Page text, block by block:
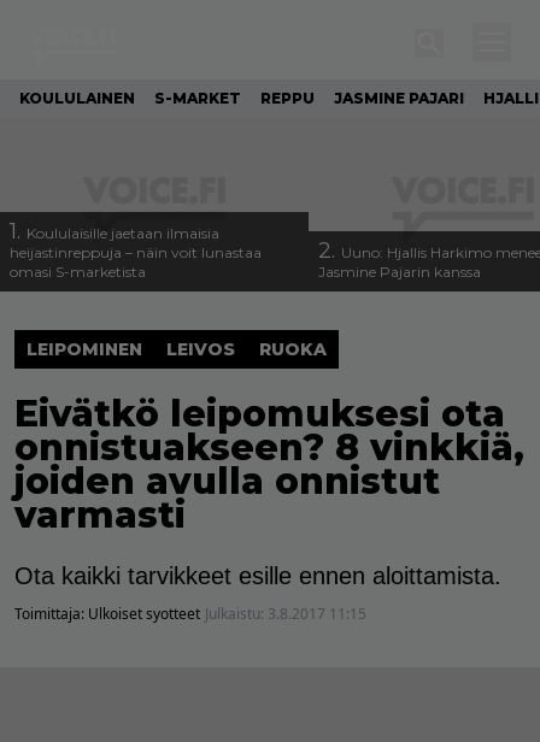
KOULULAINEN S-MARKET REPPU JASMINE PAJARI
1. Koululaisille jaetaan ilmaisia
heijastinreppuja – näin voit lunastaa
omasi S-marketista
2. Uuno: Hjallis Harkimo
Jasmine Pajarin kanssa
LEIPOMINEN LEIVOS RUOKA
Eivätkö leipomuksesi ota
onnistuakseen? 8 vinkkiä,
joiden avulla onnistut
varmasti
Ota kaikki tarvikkeet esille ennen aloittamista.
Toimittaja: Ulkoiset syotteet Julkaistu: 3.8.2017 11:15